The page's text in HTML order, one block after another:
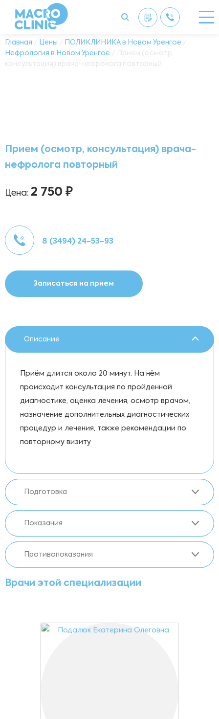
Главная / Цены / ПОЛИКЛИНИКА в Новом Уренгое /
Нефрология в Новом Уренгое / Прием (осмотр,
консультация) врача-нефролога повторный
Прием (осмотр, консультация) врача-
нефролога повторный
Цена: 2 750 ₽
8 (3494) 24-53-93
Записаться на прием
Описание
Приём длится около 20 минут. На нём
происходит консультация по пройденной
диагностике, оценка лечения, осмотр врачом,
назначение дополнительных диагностических
процедур и лечения, также рекомендации по
повторному визиту
Подготовка
Показания
Противопоказания
Врачи этой специализации